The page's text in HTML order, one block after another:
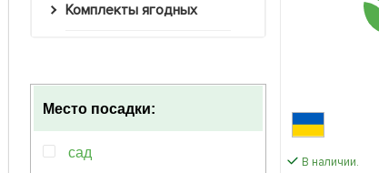
Комплекты ягодных
Место посадки:
сад
В наличии.